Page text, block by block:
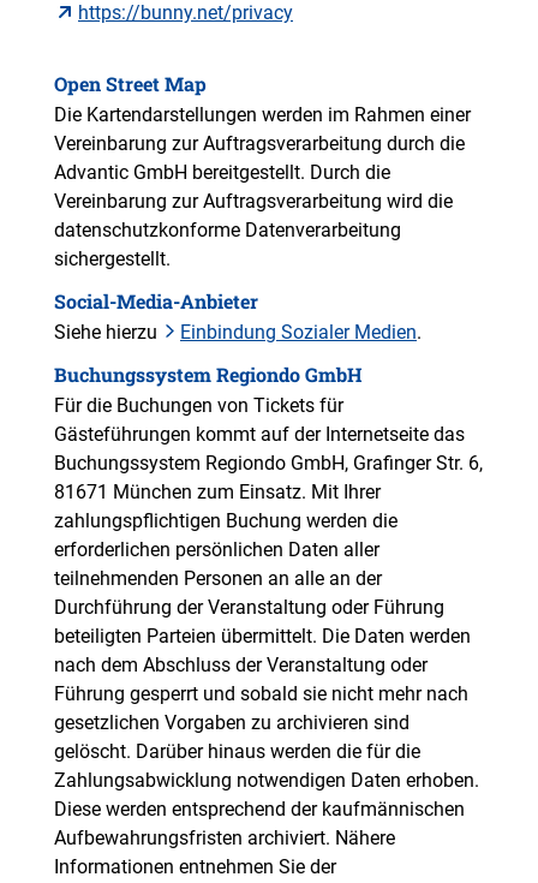
https://bunny.net/privacy
Open Street Map
Die Kartendarstellungen werden im Rahmen einer
Vereinbarung zur Auftragsverarbeitung durch die
Advantic GmbH bereitgestellt. Durch die
Vereinbarung zur Auftragsverarbeitung wird die
datenschutzkonforme Datenverarbeitung
sichergestellt.
Social-Media-Anbieter
Siehe hierzu Einbindung Sozialer Medien.
Buchungssystem Regiondo GmbH
Für die Buchungen von Tickets für
Gästeführungen kommt auf der Internetseite das
Buchungssystem Regiondo GmbH, Grafinger Str. 6,
81671 München zum Einsatz. Mit Ihrer
zahlungspflichtigen Buchung werden die
erforderlichen persönlichen Daten aller
teilnehmenden Personen an alle an der
Durchführung der Veranstaltung oder Führung
beteiligten Parteien übermittelt. Die Daten werden
nach dem Abschluss der Veranstaltung oder
Führung gesperrt und sobald sie nicht mehr nach
gesetzlichen Vorgaben zu archivieren sind
gelöscht. Darüber hinaus werden die für die
Zahlungsabwicklung notwendigen Daten erhoben.
Diese werden entsprechend der kaufmännischen
Aufbewahrungsfristen archiviert. Nähere
Informationen entnehmen Sie der